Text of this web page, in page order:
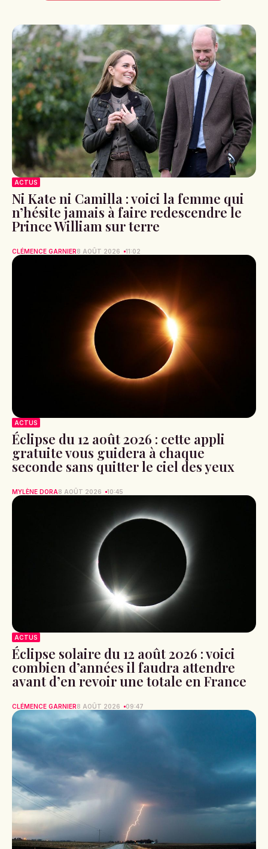
ACTUS
Ni Kate ni Camilla : voici la femme qui
n’hésite jamais à faire redescendre le
Prince William sur terre
CLÉMENCE GARNIER8 AOÛT 2026 11:02
ACTUS
Éclipse du 12 août 2026 : cette appli
gratuite vous guidera à chaque
seconde sans quitter le ciel des yeux
MYLÈNE DORA8 AOÛT 2026 10:45
ACTUS
Éclipse solaire du 12 août 2026 : voici
combien d’années il faudra attendre
avant d’en revoir une totale en France
CLÉMENCE GARNIER8 AOÛT 2026 09:47